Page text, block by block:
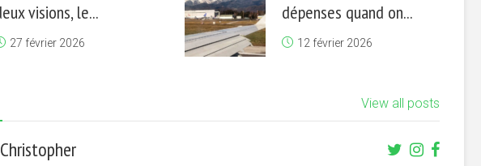
visions, le...
27 février 2026
dépenses quand on...
12 février 2026
View all posts
Christopher